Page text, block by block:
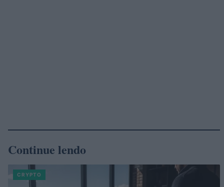
Continue lendo
CRYPTO